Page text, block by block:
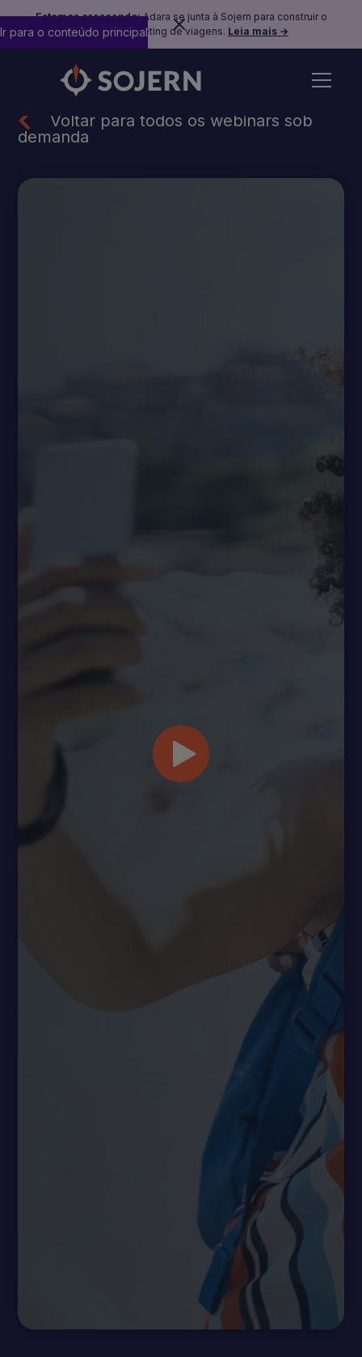
Estamos crescendo:Adara se junta à Sojern para construir o
futuro do marketing de viagens. Leia mais →
Ir para o conteúdo principal
Voltar para todos os webinars sob
demanda